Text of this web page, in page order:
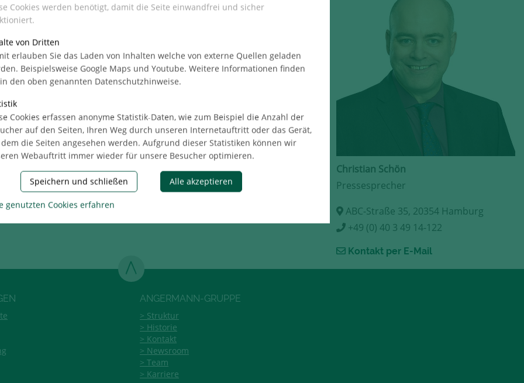
Christian Schön
Pressesprecher
ABC-Straße 35, 20354 Hamburg
+49 (0) 40 3 49 14-122
Kontakt per E-Mail
ANGERMANN-GRUPPE
Struktur
Historie
Kontakt
Newsroom
Team
Karriere
Cookies werden benötigt, damit die Seite einwandfrei und sicher
von Dritten
erlauben Sie das Laden von Inhalten welche von externe Quellen geladen
Beispielsweise Google Maps und Youtube. Weitere Informationen finden
den oben genannten Datenschutzhinweise.
Cookies erfassen anonyme Statistik-Daten, wie zum Beispiel die Anzahl der
auf den Seiten, Ihren Weg durch unseren Internetauftritt oder das Gerät,
die Seiten angesehen werden. Aufgrund dieser Statistiken können wir
Webauftritt immer wieder für unsere Besucher optimieren.
Speichern und schließen Alle akzeptieren
genutzten Cookies erfahren